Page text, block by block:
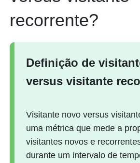
recorrente?
Definição de
versus visitante
Visitante novo versus
uma métrica que mede a
visitantes novos e
durante um intervalo de